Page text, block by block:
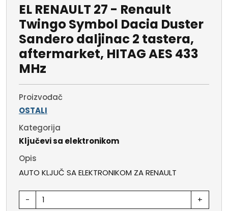
EL RENAULT 27 - Renault
Twingo Symbol Dacia Duster
Sandero daljinac 2 tastera,
aftermarket, HITAG AES 433
MHz
Proizvođač
OSTALI
Kategorija
Ključevi sa elektronikom
Opis
AUTO KLJUČ SA ELEKTRONIKOM ZA RENAULT
- +